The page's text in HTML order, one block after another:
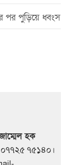
পর পুড়িয়ে ধ্বংস
হক
৭৫১৪০।